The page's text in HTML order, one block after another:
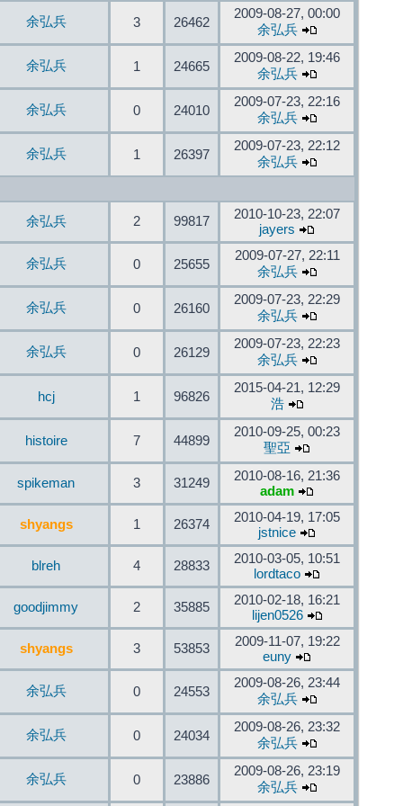
余弘兵 3 26462
2009-08-27, 00:00
余弘兵
余弘兵 1 24665
2009-08-22, 19:46
余弘兵
余弘兵 0 24010
2009-07-23, 22:16
余弘兵
余弘兵 1 26397
2009-07-23, 22:12
余弘兵
余弘兵 2 99817
2010-10-23, 22:07
jayers
余弘兵 0 25655
2009-07-27, 22:11
余弘兵
余弘兵 0 26160
2009-07-23, 22:29
余弘兵
余弘兵 0 26129
2009-07-23, 22:23
余弘兵
hcj 1 96826
2015-04-21, 12:29
浩
histoire 7 44899
2010-09-25, 00:23
聖亞
spikeman 3 31249
2010-08-16, 21:36
adam
shyangs 1 26374
2010-04-19, 17:05
jstnice
blreh 4 28833
2010-03-05, 10:51
lordtaco
goodjimmy 2 35885
2010-02-18, 16:21
lijen0526
shyangs 3 53853
2009-11-07, 19:22
euny
余弘兵 0 24553
2009-08-26, 23:44
余弘兵
余弘兵 0 24034
2009-08-26, 23:32
余弘兵
余弘兵 0 23886
2009-08-26, 23:19
余弘兵